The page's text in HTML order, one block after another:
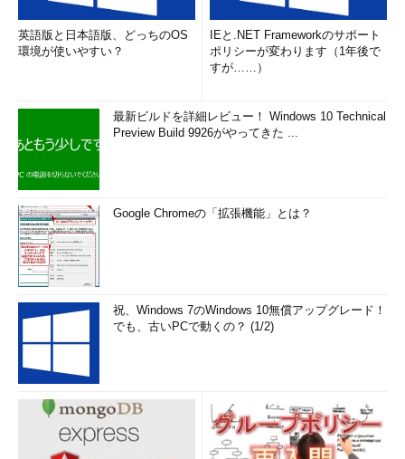
英語版と日本語版、どっちのOS
環境が使いやすい？
IEと.NET Frameworkのサポート
ポリシーが変わります（1年後で
すが……）
最新ビルドを詳細レビュー！ Windows 10 Technical
Preview Build 9926がやってきた ...
Google Chromeの「拡張機能」とは？
祝、Windows 7のWindows 10無償アップグレード！
でも、古いPCで動くの？ (1/2)